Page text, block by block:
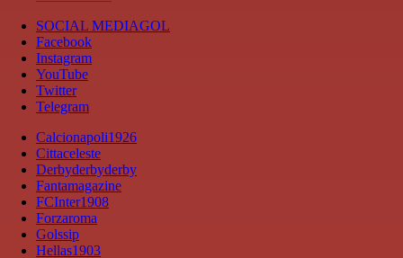
SOCIAL MEDIAGOL
Facebook
Instagram
YouTube
Twitter
Telegram
Calcionapoli1926
Cittaceleste
Derbyderbyderby
Fantamagazine
FCInter1908
Forzaroma
Golssip
Hellas1903